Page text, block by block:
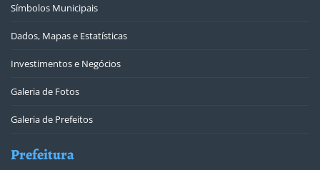
Símbolos Municipais
Dados, Mapas e Estatísticas
Investimentos e Negócios
Galeria de Fotos
Galeria de Prefeitos
Prefeitura